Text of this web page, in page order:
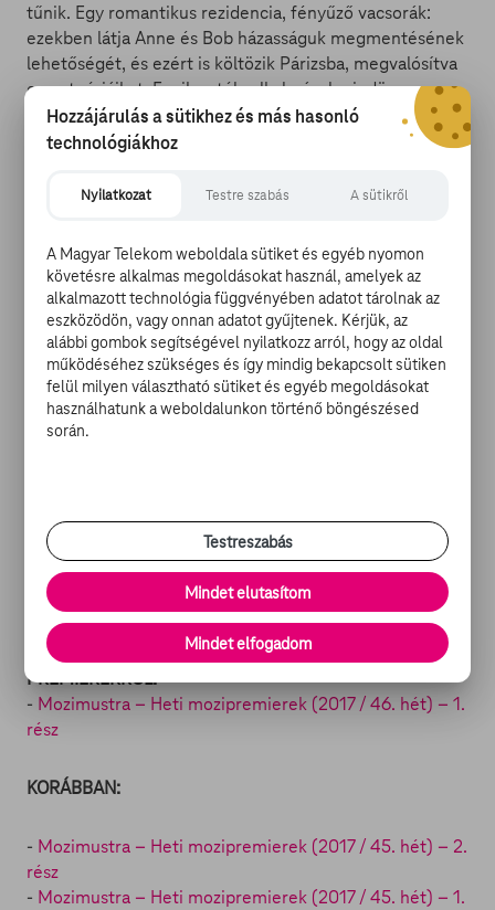
tűnik. Egy romantikus rezidencia, fényűző vacsorák:
ezekben látja Anne és Bob házasságuk megmentésének
lehetőségét, és ezért is költözik Párizsba, megvalósítva
ezen teóriáikat. Egyik estély alkalmával mindössze
tizenhárom teríték van az asztalon, ez pedig rossz ómen
a ház úrnője szerint. Éppen ezért megkéri a szobalányt,
spanyol úrnővé, és igyekezzen jó benyomást tenni a
ám csupa szív nőbe.
Boldog halálnapot! (16 - Happy Death Day)
amerikai misztikus horror-thriller // 96 perc
egyben halálainak napja is. A pokoli körforgásnak Tree
véget akar vetni, így nem marad más választása,
minthogy kideríti, ki az, aki a gyilkos álarc mögé bújt, ki
az, aki minden nap az életére tör ily végtelenül…
MOZIMUSTRA - TOVÁBBI OLVASNIVALÓK
PREMIEREKRŐL:
- Mozimustra – Heti mozipremierek (2017 / 46. hét) – 1.
rész
KORÁBBAN:
- Mozimustra – Heti mozipremierek (2017 / 45. hét) – 2.
rész
- Mozimustra – Heti mozipremierek (2017 / 45. hét) – 1.
Hozzájárulás a sütikhez és más hasonló
technológiákhoz
Nyilatkozat Testre szabás A sütikről
A Magyar Telekom weboldala sütiket és egyéb nyomon
követésre alkalmas megoldásokat használ, amelyek az
alkalmazott technológia függvényében adatot tárolnak az
eszközödön, vagy onnan adatot gyűjtenek. Kérjük, az
alábbi gombok segítségével nyilatkozz arról, hogy az oldal
működéséhez szükséges és így mindig bekapcsolt sütiken
felül milyen választható sütiket és egyéb megoldásokat
használhatunk a weboldalunkon történő böngészésed
során.
Testreszabás
Mindet elutasítom
Mindet elfogadom